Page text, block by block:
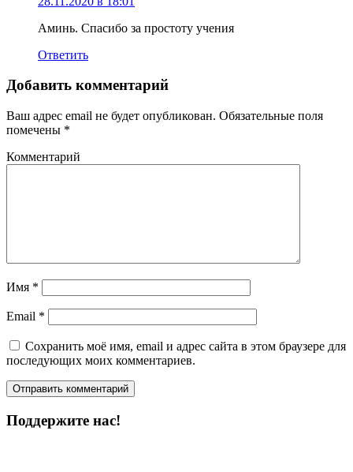
Аминь. Спасибо за простоту учения
Ответить
Добавить комментарий
Ваш адрес email не будет опубликован. Обязательные поля
помечены *
Комментарий
Имя *
Email *
Сохранить моё имя, email и адрес сайта в этом браузере для
последующих моих комментариев.
Поддержите нас!